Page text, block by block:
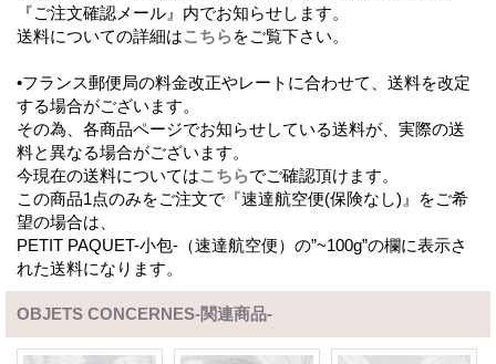
『ご注文確認メール』内でお知らせします。
送料についての詳細はこちらをご覧下さい。
•フランス郵便局の料金改正やレートに合わせて、送料を改定
する場合がございます。
その為、各商品ページでお知らせしている送料が、実際の送
料と異なる場合がございます。
今現在の送料についてはこちらでご確認頂けます。
この商品1点のみをご注文で『速達航空便(保険なし)』をご希
望の場合は、
PETIT PAQUET-小包-（速達航空便）の”~100g”の欄に表示さ
れた送料になります。
OBJETS CONCERNES-関連商品-